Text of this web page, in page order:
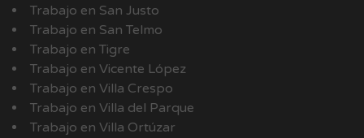
Trabajo en San Justo
Trabajo en San Telmo
Trabajo en Tigre
Trabajo en Vicente López
Trabajo en Villa Crespo
Trabajo en Villa del Parque
Trabajo en Villa Ortúzar